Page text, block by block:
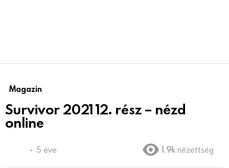
Magazin
Survivor 2021 12. rész – nézd
online
5 éve 1.9k nézettség